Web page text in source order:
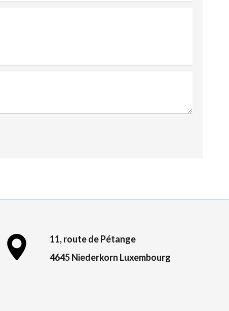
11, route de Pétange
4645 Niederkorn Luxembourg